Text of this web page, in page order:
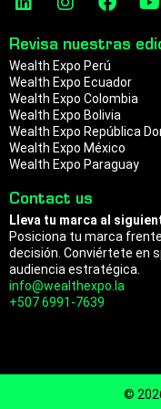
i
k
e
d
i
n
n
t
a
g
r
a
m
a
e
b
o
o
k
o
u
t
Revisa nuestras
Wealth Expo Perú
Wealth Expo Ecuador
Wealth Expo Colombia
Wealth Expo Bolivia
Wealth Expo República
Wealth Expo México
Wealth Expo Paraguay
Contact us
Lleva tu marca al
Posiciona tu marca
decisión. Conviértete en
audiencia estratégica.
info@wealthexpo.la
+507 6991-7639
©